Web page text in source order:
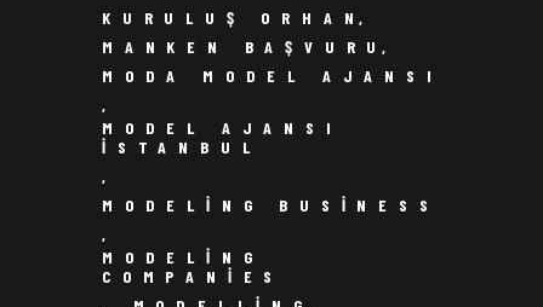
KURULUŞ ORHAN,
MANKEN BAŞVURU,
MODA MODEL AJANSI
,
MODEL AJANSI
ISTANBUL
,
MODELING BUSINESS
,
MODELING
COMPANIES